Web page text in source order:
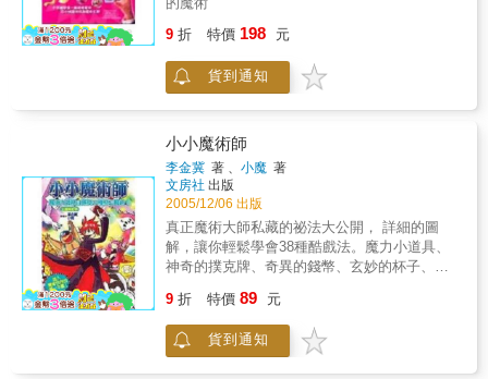
賽並獲得獎項之外，他也常受邀到世界各地的
魔術盛會表演，更主持過衛視中文台的魔術節
劉謙認識了許多魔術大師、知名藝人、電視節
目製作人、甚至是書迷影迷魔術迷，這些人對
他而言都非常重要，往往是新魔術點子的靈感
全部呈現在讀者們面前，讓讀者隨著劉謙的足
跡，學習魔術大師們的經典魔術手法、看藝人
們怎麼學習魔術、以及他和粉絲們的絕妙互
動！
9 折 特價 198 元
貨到通知
小小魔術師
李金冀 著 、小魔 著
文房社 出版
2005/12/06 出版
真正魔術大師私藏的祕法大公開， 詳細的圖
解，讓你輕鬆學會38種酷戲法。魔力小道具、
神奇的撲克牌、奇異的錢幣、玄妙的杯子、奇
的物品，變出令人驚呼的超炫魔術！漂浮的卡
片、紙牌變色、硬幣穿牌、消失的杯子、逃脫
的火柴盒、霸王卸甲神奇的魔術技巧一一被公
9 折 特價 89 元
貨到通知